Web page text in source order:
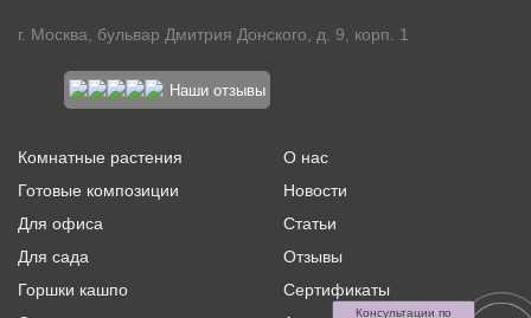
г. Москва, бульвар Дмитрия Донского, д. 9, корп. 1
Наши отзывы
Комнатные растения
Готовые композиции
Для офиса
Для сада
Горшки кашпо
О нас
Новости
Статьи
Отзывы
Сертификаты
Консультации по